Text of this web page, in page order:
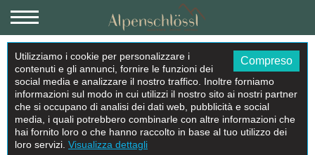
Compreso
Utilizziamo i cookie per personalizzare i
contenuti e gli annunci, fornire le funzioni dei
social media e analizzare il nostro traffico. Inoltre forniamo
informazioni sul modo in cui utilizzi il nostro sito ai nostri partner
che si occupano di analisi dei dati web, pubblicità e social
media, i quali potrebbero combinarle con altre informazioni che
hai fornito loro o che hanno raccolto in base al tuo utilizzo dei
loro servizi. Visualizza dettagli